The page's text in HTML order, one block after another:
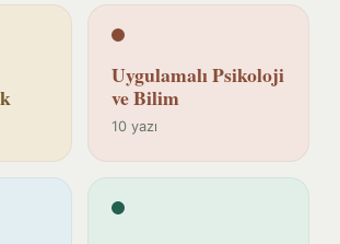
Uygulamalı Psikoloji
ve Bilim
10 yazı